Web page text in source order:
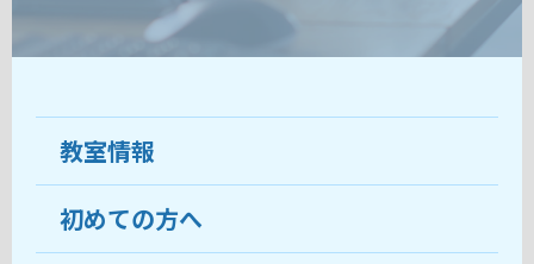
教室情報
教室について
初めての方へ